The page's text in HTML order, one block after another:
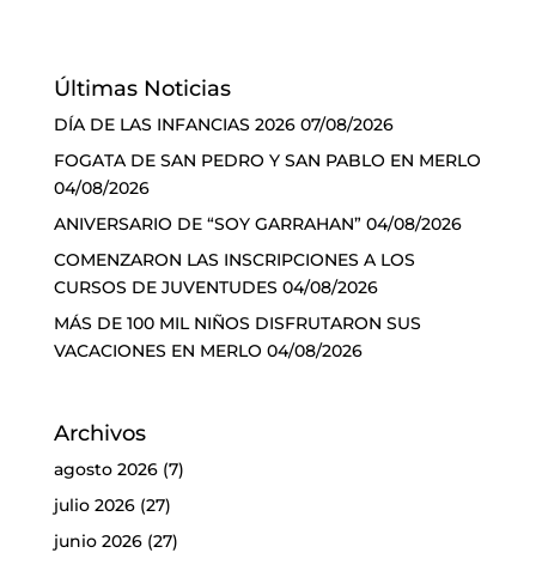
Últimas Noticias
DÍA DE LAS INFANCIAS 2026 07/08/2026
FOGATA DE SAN PEDRO Y SAN PABLO EN MERLO
04/08/2026
ANIVERSARIO DE “SOY GARRAHAN” 04/08/2026
COMENZARON LAS INSCRIPCIONES A LOS
CURSOS DE JUVENTUDES 04/08/2026
MÁS DE 100 MIL NIÑOS DISFRUTARON SUS
VACACIONES EN MERLO 04/08/2026
Archivos
agosto 2026(7)
julio 2026(27)
junio 2026(27)